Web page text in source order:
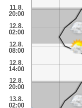
11.8.
20:00
12.8.
02:00
12.8.
08:00
12.8.
14:00
12.8.
20:00
13.8.
02:00